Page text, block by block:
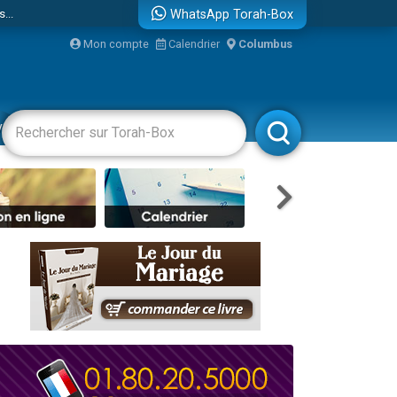
WhatsApp Torah-Box
Mon compte Calendrier Columbus
Livres Rabbanim